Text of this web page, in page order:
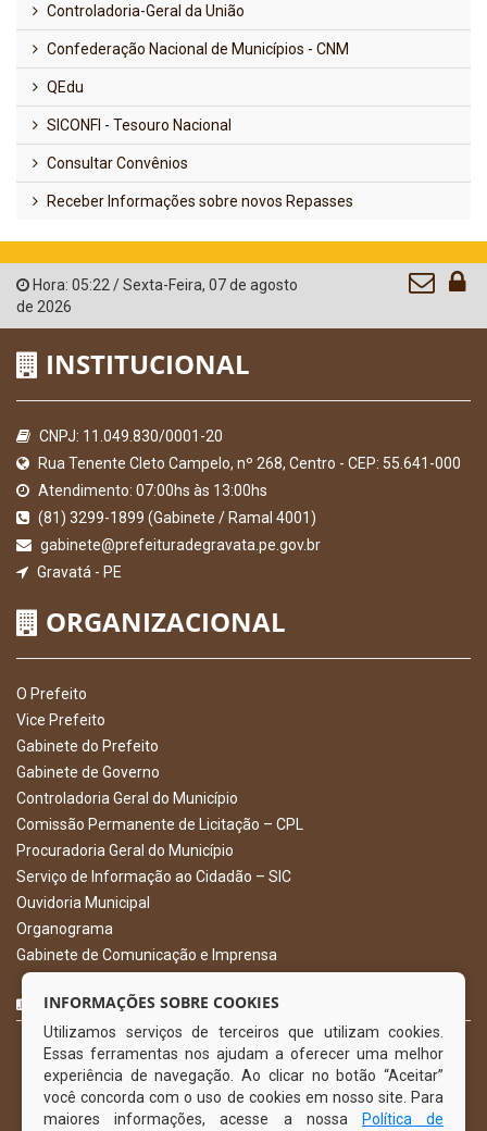
Controladoria-Geral da União
Confederação Nacional de Municípios - CNM
QEdu
SICONFI - Tesouro Nacional
Consultar Convênios
Receber Informações sobre novos Repasses
Hora: 05:22 /Sexta-Feira, 07 de agosto
de 2026
INSTITUCIONAL
CNPJ: 11.049.830/0001-20
Rua Tenente Cleto Campelo, nº 268, Centro - CEP: 55.641-000
Atendimento: 07:00hs às 13:00hs
(81) 3299-1899 (Gabinete / Ramal 4001)
gabinete@prefeituradegravata.pe.gov.br
Gravatá - PE
ORGANIZACIONAL
O Prefeito
Vice Prefeito
Gabinete do Prefeito
Gabinete de Governo
Controladoria Geral do Município
Comissão Permanente de Licitação – CPL
Procuradoria Geral do Município
Serviço de Informação ao Cidadão – SIC
Ouvidoria Municipal
Organograma
Gabinete de Comunicação e Imprensa
CURTA NOSSA FAN PAGE
INFORMAÇÕES SOBRE COOKIES
Utilizamos serviços de terceiros que utilizam cookies.
Essas ferramentas nos ajudam a oferecer uma melhor
experiência de navegação. Ao clicar no botão “Aceitar”
você concorda com o uso de cookies em nosso site. Para
maiores informações, acesse a nossa
Política de